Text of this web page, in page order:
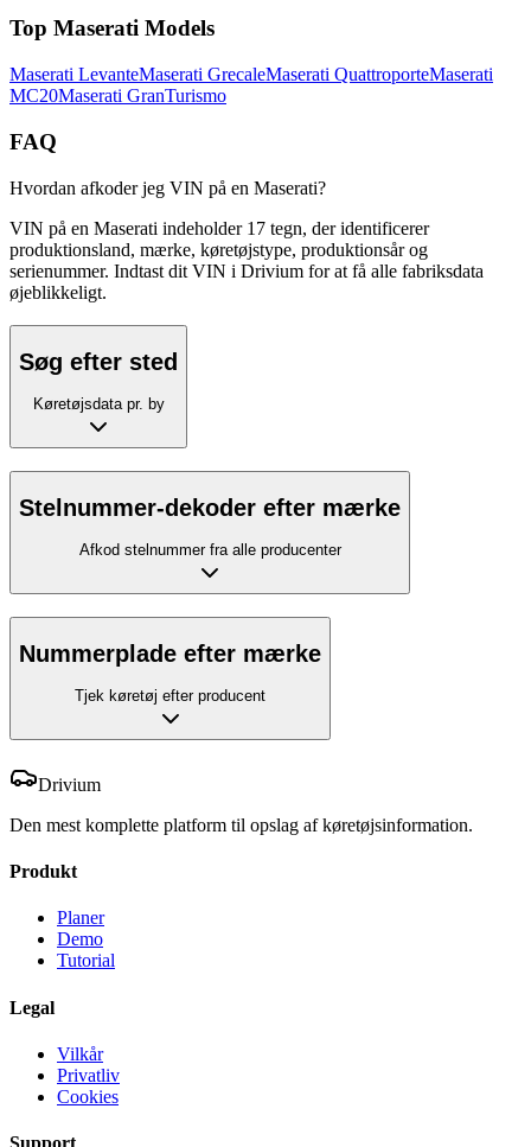
Top Maserati Models
Maserati LevanteMaserati GrecaleMaserati QuattroporteMaserati
MC20Maserati GranTurismo
FAQ
Hvordan afkoder jeg VIN på en Maserati?
VIN på en Maserati indeholder 17 tegn, der identificerer
produktionsland, mærke, køretøjstype, produktionsår og
serienummer. Indtast dit VIN i Drivium for at få alle fabriksdata
øjeblikkeligt.
Søg efter sted
Køretøjsdata pr. by
Stelnummer-dekoder efter mærke
Afkod stelnummer fra alle producenter
Nummerplade efter mærke
Tjek køretøj efter producent
Drivium
Den mest komplette platform til opslag af køretøjsinformation.
Produkt
Planer
Demo
Tutorial
Legal
Vilkår
Privatliv
Cookies